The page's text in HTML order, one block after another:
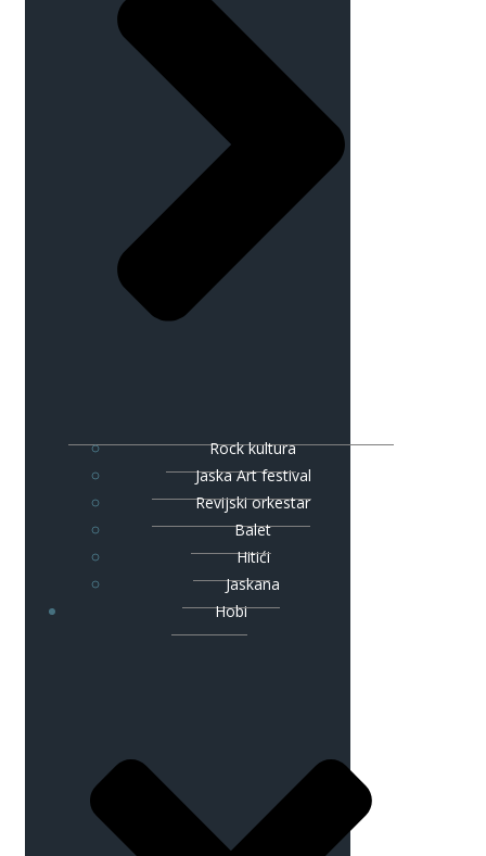
Rock kultura
Jaska Art festival
Revijski orkestar
Balet
Hitići
Jaskana
Hobi